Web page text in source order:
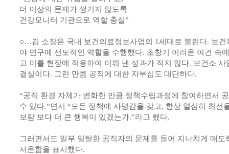
더 이상의 문제가 생기지 않도록
건강모니터 기관으로 역할 충실”
○…김 소장은 국내 보건의료정보사업의 1세대로 불린다. 보건
야 연구에 선도적인 역할을 수행했다. 초창기 어려운 여건 속
고 이를 현장에 적용하여 이뤄 낸 성과가 적지 않다. 보건소
결실이다. 그런 만큼 공직에 대한 자부심도 대단하다.
“공직 환경 자체가 변화한 만큼 정책수립과정에 참여하면서
수 있다.”면서 “모든 정책에 사명감을 갖고, 항상 열심히 최선
보람 보다 더 큰 행복이 있겠는가.”라고 했다.
그러면서도 일부 일탈한 공직자의 문제를 들어 지나치게 매
서운함을 표시했다.